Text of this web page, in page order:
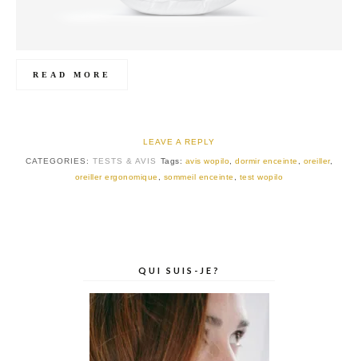
READ MORE
LEAVE A REPLY
CATEGORIES: TESTS & AVIS Tags: avis wopilo ,dormir enceinte oreiller,
oreiller ergonomique
sommeil enceinte test wopilo
QUI SUIS-JE?